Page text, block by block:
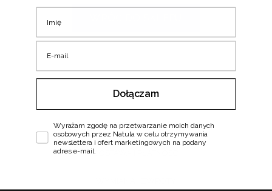
MOJE KONTO
REGULAMIN
DOSTAWA I PŁATNOŚCI
Imię
E-mail
Dołączam
ZgodaWyrażam zgodę na przetwarzanie moich danych
osobowych przez Natula w celu otrzymywania
newslettera i ofert marketingowych na podany
adres e-mail.